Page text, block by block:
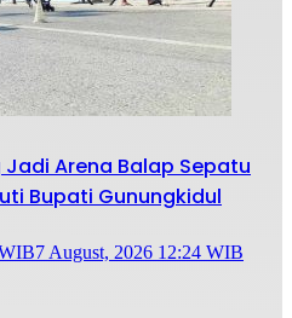
Arena Balap Sepatu
Bupati Gunungkidul
7 August, 2026 12:24 WIB